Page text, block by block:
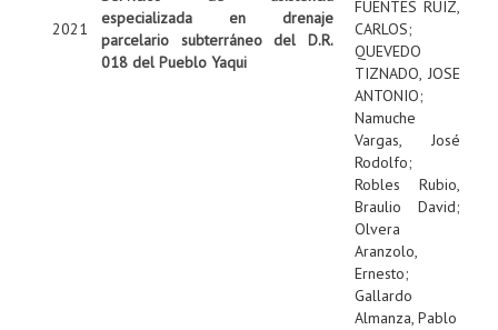
2021
especializada en drenaje
parcelario subterráneo del D.R.
018 del Pueblo Yaqui
FUENTES RUIZ,
CARLOS;
QUEVEDO
TIZNADO, JOSE
ANTONIO;
Namuche
Vargas, José
Rodolfo;
Robles Rubio,
Braulio David;
Olvera
Aranzolo,
Ernesto;
Gallardo
Almanza, Pablo